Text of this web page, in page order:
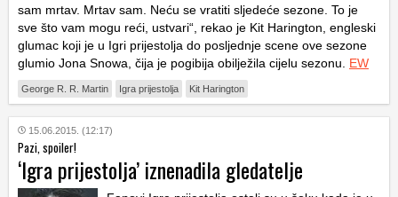
sam mrtav. Mrtav sam. Neću se vratiti sljedeće sezone. To je
sve što vam mogu reći, ustvari“, rekao je Kit Harington, engleski
glumac koji je u Igri prijestolja do posljednje scene ove sezone
glumio Jona Snowa, čija je pogibija obilježila cijelu sezonu. EW
George R. R. Martin Igra prijestolja Kit Harington
15.06.2015. (12:17)
Pazi, spoiler!
‘Igra prijestolja’ iznenadila gledatelje